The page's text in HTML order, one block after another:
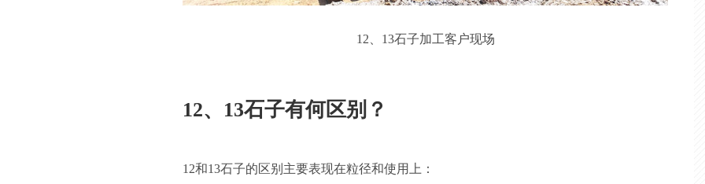
12、13石子加工客户现场
12、13石子有何区别？
12和13石子的区别主要表现在粒径和使用上：